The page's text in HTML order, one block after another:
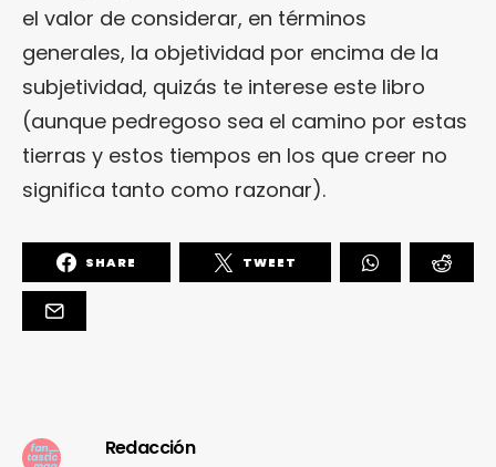
el valor de considerar, en términos
generales, la objetividad por encima de la
subjetividad, quizás te interese este libro
(aunque pedregoso sea el camino por estas
tierras y estos tiempos en los que creer no
significa tanto como razonar).
SHARE TWEET
Redacción